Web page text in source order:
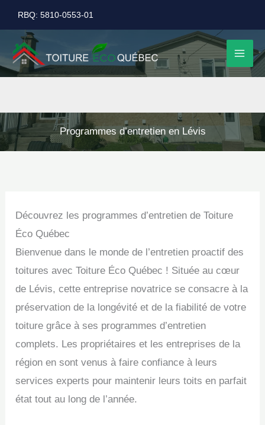
au
contenu
RBQ: 5810-0553-01
Programmes d’entretien en Lévis
Découvrez les programmes d’entretien de Toiture
Éco Québec
Bienvenue dans le monde de l’entretien proactif des
toitures avec Toiture Éco Québec ! Située au cœur
de Lévis, cette entreprise novatrice se consacre à la
préservation de la longévité et de la fiabilité de votre
toiture grâce à ses programmes d’entretien
complets. Les propriétaires et les entreprises de la
région en sont venus à faire confiance à leurs
services experts pour maintenir leurs toits en parfait
état tout au long de l’année.